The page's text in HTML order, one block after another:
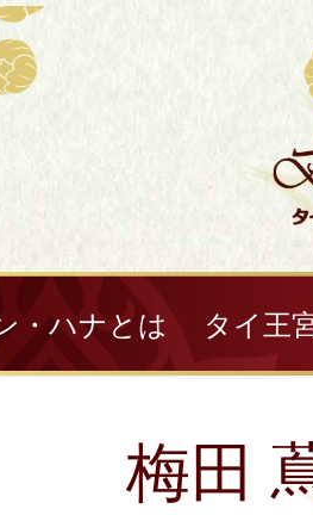
・ハナとは タイ王
梅田